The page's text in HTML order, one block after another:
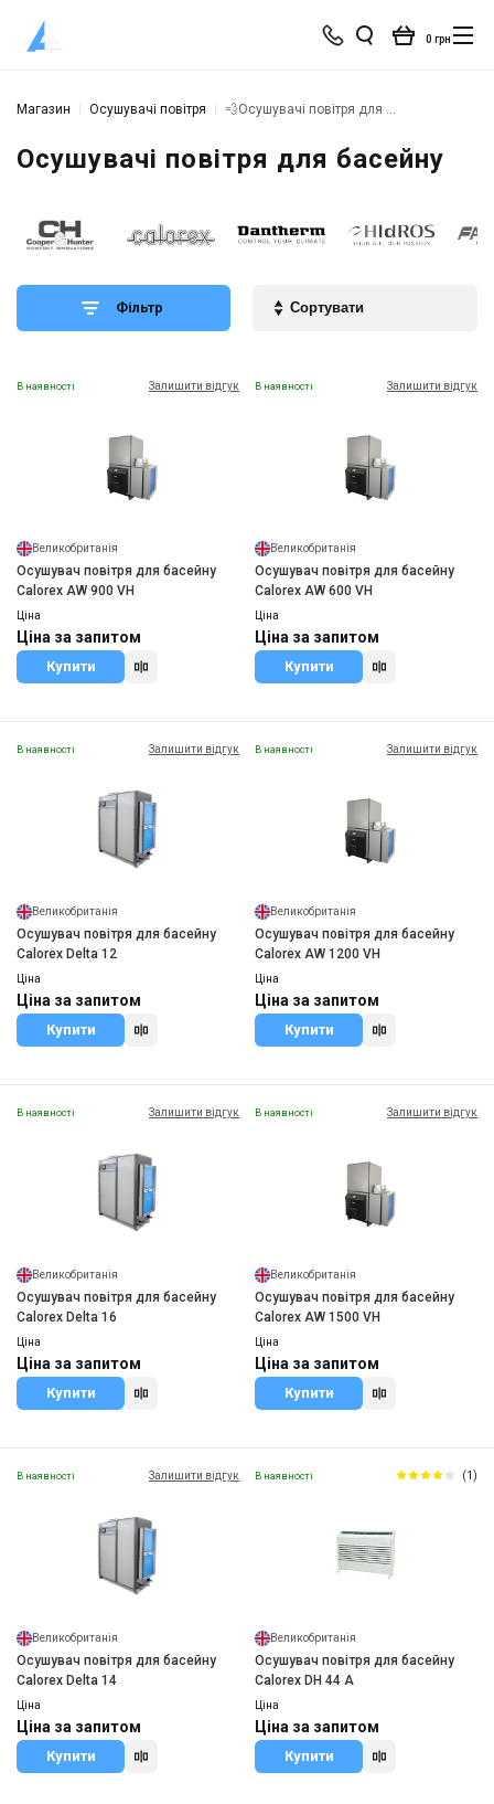
0 грн
Магазин Осушувачі повітря 💨Осушувачі повітря для басейну
Осушувачі повітря для басейну
Фільтр
В наявності Залишити відгук
Великобританія
Осушувач повітря для басейну
Calorex AW 900 VH
Ціна
Ціна за запитом
Купити
В наявності Залишити відгук
Великобританія
Осушувач повітря для басейну
Calorex AW 600 VH
Ціна
Ціна за запитом
Купити
В наявності Залишити відгук
Великобританія
Осушувач повітря для басейну
Calorex Delta 12
Ціна
Ціна за запитом
Купити
В наявності Залишити відгук
Великобританія
Осушувач повітря для басейну
Calorex AW 1200 VH
Ціна
Ціна за запитом
Купити
В наявності Залишити відгук
Великобританія
Осушувач повітря для басейну
Calorex Delta 16
Ціна
Ціна за запитом
Купити
В наявності Залишити відгук
Великобританія
Осушувач повітря для басейну
Calorex AW 1500 VH
Ціна
Ціна за запитом
Купити
В наявності Залишити відгук
Великобританія
Осушувач повітря для басейну
Calorex Delta 14
Ціна
Ціна за запитом
Купити
В наявності (1)
Великобританія
Осушувач повітря для басейну
Calorex DH 44 A
Ціна
Ціна за запитом
Купити